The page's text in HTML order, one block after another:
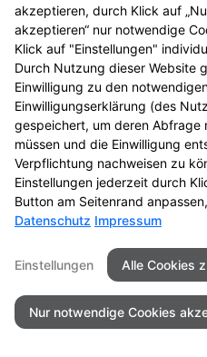
Seitenübersicht
Datenschutz
© 2026
akzeptieren, durch Klick auf
akzeptieren“ nur notwendige
Klick auf "Einstellungen"
Durch Nutzung dieser Website
Einwilligung zu den
Einwilligungserklärung (des
gespeichert, um deren Abfrage
müssen und die Einwilligung
Verpflichtung nachweisen zu
Einstellungen jederzeit durch
Button am Seitenrand
Datenschutz Impressum
Einstellungen Alle Cookies
Nur notwendige Cookies